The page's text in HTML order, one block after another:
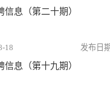
息（第二十期）
18
息（第十九期）